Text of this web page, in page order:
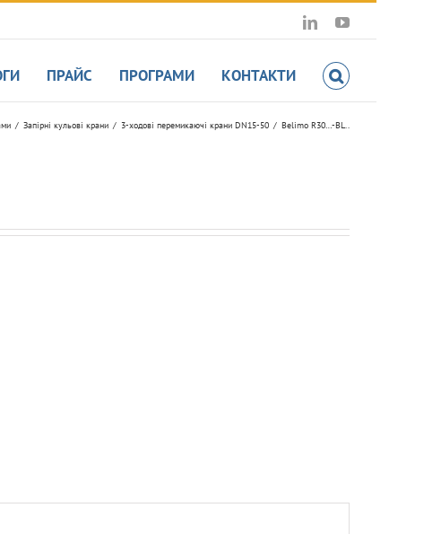
LinkedInYouTube
ПРАЙС ПРОГРАМИ КОНТАКТИ
Запірні кульові крани 3-ходові перемикаючі крани DN15-50 Belimo R30…-BL..